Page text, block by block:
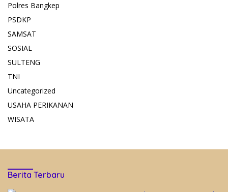
Polres Bangkep
PSDKP
SAMSAT
SOSIAL
SULTENG
TNI
Uncategorized
USAHA PERIKANAN
WISATA
Berita Terbaru